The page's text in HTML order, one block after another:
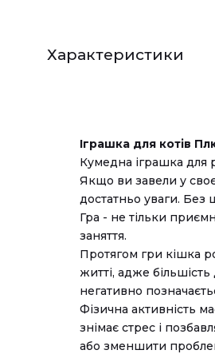
Характеристики
Іграшка для котів
Кумедна іграшка для
Якщо ви завели у
достатньо уваги. Без
Гра - не тільки
заняття.
Протягом гри кішка
житті, адже
негативно
Фізична активність
знімає стрес і
або зменшити